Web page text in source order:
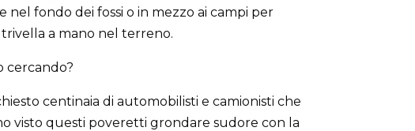
nel fondo dei fossi o in mezzo ai campi per
a mano nel terreno.
cercando?
centinaia di automobilisti e camionisti che
visto questi poveretti grondare sudore con la